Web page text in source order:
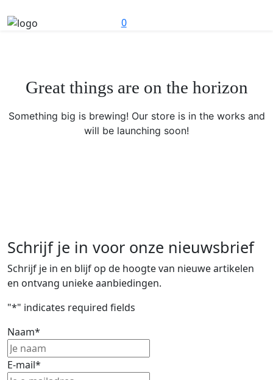
0
Great things are on the horizon
Something big is brewing! Our store is in the works and
will be launching soon!
Schrijf je in voor onze nieuwsbrief
Schrijf je in en blijf op de hoogte van nieuwe artikelen
en ontvang unieke aanbiedingen.
"*" indicates required fields
Naam*
E-mail*